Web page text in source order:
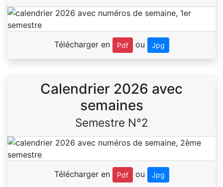
Télécharger en Pdf ou Jpg
Calendrier 2026 avec
semaines
Semestre N°2
Télécharger en Pdf ou Jpg